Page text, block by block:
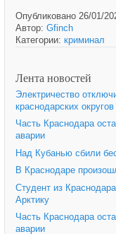
Опубликовано 26/01/
Автор: Gfinch
Категории: криминал
Лента новостей
Электричество
краснодарских
Часть Краснодара
аварии
Над Кубанью сбили
В Краснодаре
Студент из
Арктику
Часть Краснодара
аварии